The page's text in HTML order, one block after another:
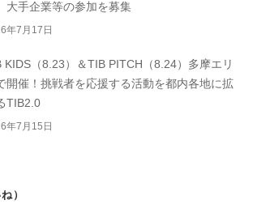
手企業等の参加を募集
年7月17日
KIDS（8.23）＆TIB PITCH（8.24）多摩エリ
開催！挑戦者を応援する活動を都内各地に拡
TIB2.0
年7月15日
）